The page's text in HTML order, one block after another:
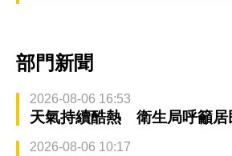
部門新聞
2026-08-06 16:53
天氣持續酷熱 衛生局呼籲居
2026-08-06 10:17